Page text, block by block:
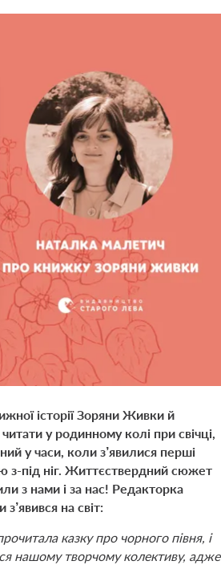
історії Зоряни Живки й
у родинному колі при свічці,
у часи, коли з’явилися перші
з-під ніг. Життєствердний сюжет
з нами і за нас! Редакторка
на світ:
казку про чорного півня, і
нашому творчому колективу, адже